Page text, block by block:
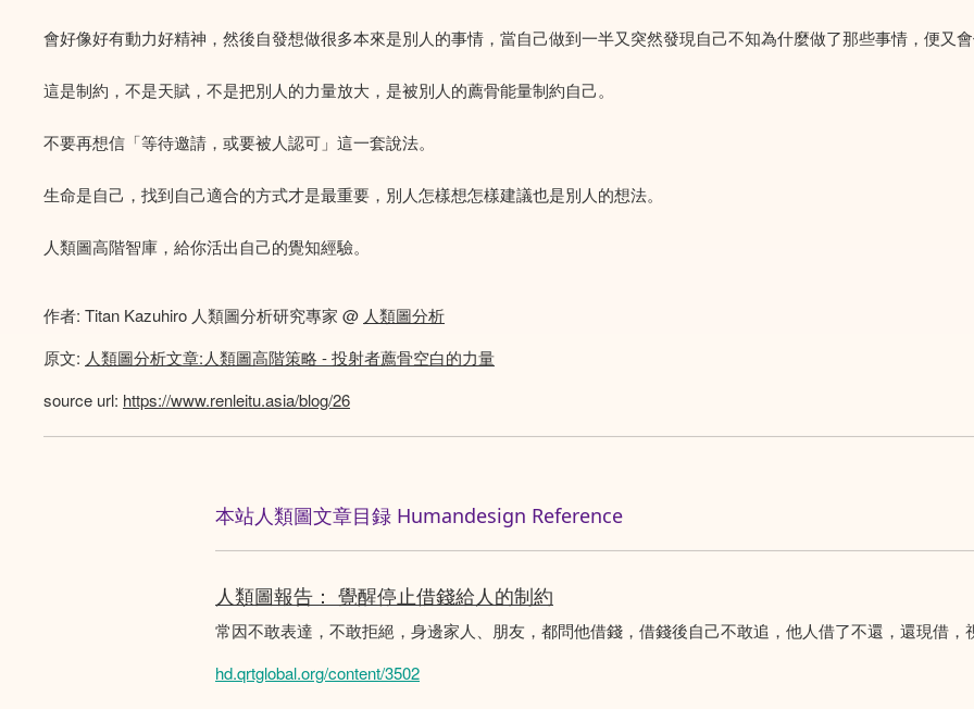
會好像好有動力好精神，然後自發想做很多本來是別人的事情，當自己做到一半又突然發現自己不知為什麼做了那些事情，便又
這是制約，不是天賦，不是把別人的力量放大，是被別人的薦骨能量制約自己。
不要再想信「等待邀請，或要被人認可」這一套說法。
生命是自己，找到自己適合的方式才是最重要，別人怎樣想怎樣建議也是別人的想法。
人類圖高階智庫，給你活出自己的覺知經驗。
作者: Titan Kazuhiro 人類圖分析研究專家 @ 人類圖分析
原文: 人類圖分析文章:人類圖高階策略 - 投射者薦骨空白的力量
source url: https://www.renleitu.asia/blog/26
本站人類圖文章目録 Humandesign Reference
人類圖報告： 覺醒停止借錢給人的制約
常因不敢表達，不敢拒絕，身邊家人、朋友，都問他借錢，借錢後自己不敢追，他人借了不還，還現借，
hd.qrtglobal.org/content/3502